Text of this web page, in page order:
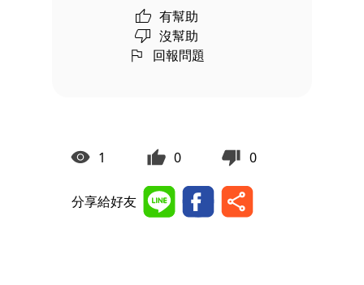
有幫助
沒幫助
回報問題
1 0 0
分享給好友